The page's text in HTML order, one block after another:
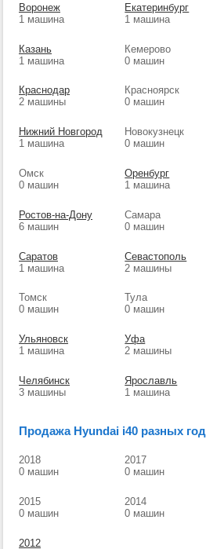
Воронеж
1 машина
Екатеринбург
1 машина
Казань
1 машина
Кемерово
0 машин
Краснодар
2 машины
Красноярск
0 машин
Нижний Новгород
1 машина
Новокузнецк
0 машин
Омск
0 машин
Оренбург
1 машина
Ростов-на-Дону
6 машин
Самара
0 машин
Саратов
1 машина
Севастополь
2 машины
Томск
0 машин
Тула
0 машин
Ульяновск
1 машина
Уфа
2 машины
Челябинск
3 машины
Ярославль
1 машина
Продажа Hyundai i40 разных
2018
0 машин
2017
0 машин
2015
0 машин
2014
0 машин
2012